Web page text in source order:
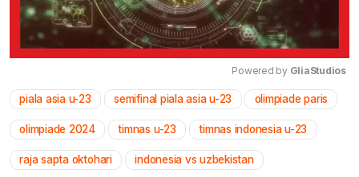
Mute
Powered by GliaStudios
piala asia u-23 semifinal piala asia u-23 olimpiade paris
olimpiade 2024 timnas u-23 timnas indonesia u-23
raja sapta oktohari indonesia vs uzbekistan